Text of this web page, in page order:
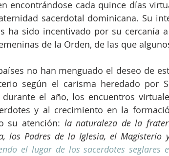
encontrándose cada quince días
sacerdotal dominicana. Su
ha sido incentivado por su cercanía
de la Orden, de las que
no han menguado el deseo de
según el carisma heredado por
el año, los encuentros
y al crecimiento en la
su atención: la naturaleza de la
los Padres de la Iglesia, el Magisterio
el lugar de los sacerdotes seglares